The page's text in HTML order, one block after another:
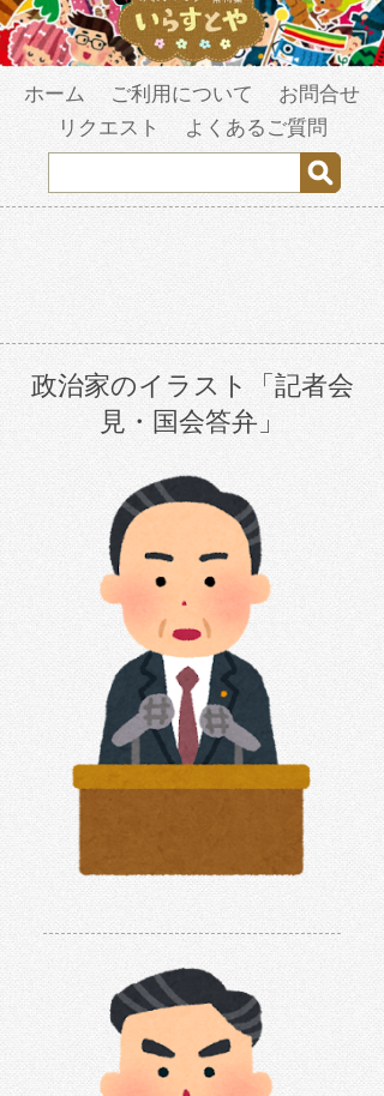
ホーム ご利用について
お問合せ
リクエスト
よくあるご質問
政治家のイラスト「記者会
見・国会答弁」